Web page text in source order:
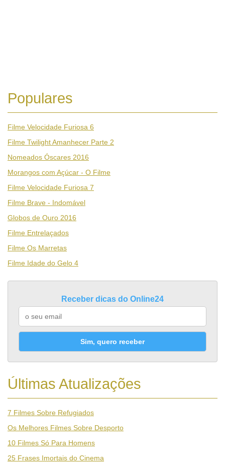
Populares
Filme Velocidade Furiosa 6
Filme Twilight Amanhecer Parte 2
Nomeados Óscares 2016
Morangos com Açúcar - O Filme
Filme Velocidade Furiosa 7
Filme Brave - Indomável
Globos de Ouro 2016
Filme Entrelaçados
Filme Os Marretas
Filme Idade do Gelo 4
Receber dicas do Online24
Sim, quero receber
Últimas Atualizações
7 Filmes Sobre Refugiados
Os Melhores Filmes Sobre Desporto
10 Filmes Só Para Homens
25 Frases Imortais do Cinema